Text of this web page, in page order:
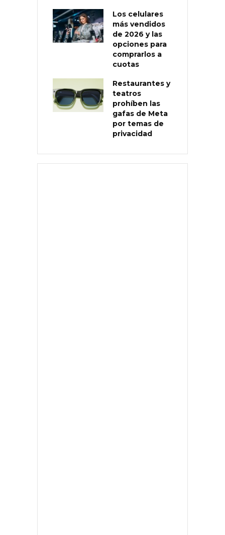
Los celulares
más vendidos
de 2026 y las
opciones para
comprarlos a
cuotas
Restaurantes y
teatros
prohíben las
gafas de Meta
por temas de
privacidad